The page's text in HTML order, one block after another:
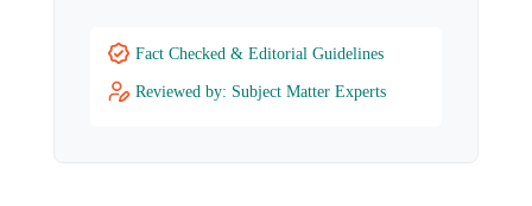
Fact Checked & Editorial Guidelines
Reviewed by: Subject Matter Experts